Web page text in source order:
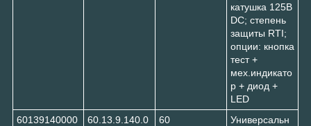
катушка 125В
DC; степень
защиты RTI;
опции: кнопка
тест +
мех.индикато
р + диод +
LED
60139140000
60.13.9.140.0
60
Универсальн